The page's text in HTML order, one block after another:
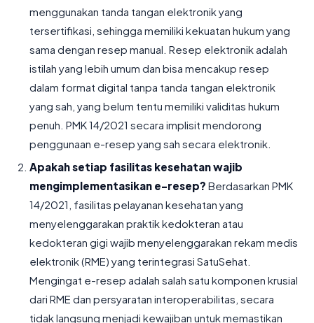
menggunakan tanda tangan elektronik yang
tersertifikasi, sehingga memiliki kekuatan hukum yang
sama dengan resep manual. Resep elektronik adalah
istilah yang lebih umum dan bisa mencakup resep
dalam format digital tanpa tanda tangan elektronik
yang sah, yang belum tentu memiliki validitas hukum
penuh. PMK 14/2021 secara implisit mendorong
penggunaan e-resep yang sah secara elektronik.
Apakah setiap fasilitas kesehatan wajib
mengimplementasikan e-resep? Berdasarkan PMK
14/2021, fasilitas pelayanan kesehatan yang
menyelenggarakan praktik kedokteran atau
kedokteran gigi wajib menyelenggarakan rekam medis
elektronik (RME) yang terintegrasi SatuSehat.
Mengingat e-resep adalah salah satu komponen krusial
dari RME dan persyaratan interoperabilitas, secara
tidak langsung menjadi kewajiban untuk memastikan